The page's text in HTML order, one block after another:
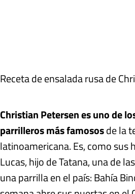
Receta de ensalada rusa de
Christian Petersen es uno de
parrilleros más famososde la
latinoamericana. Es, como sus
Lucas, hijo de Tatana, una de
una parrilla en el país: Bahía